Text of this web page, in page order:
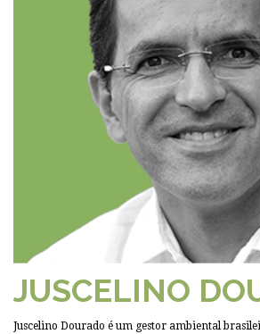
JUSCELINO
Juscelino Dourado é um gestor ambiental